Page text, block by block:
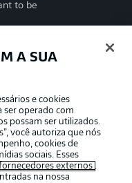
to be
A SUA
e cookies
ser operado com
possam ser utilizados.
você autoriza que nós
cookies de
sociais. Esses
externos .
na nossa